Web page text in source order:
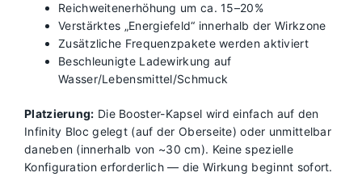
Reichweitenerhöhung um ca. 15–20%
Verstärktes „Energiefeld“ innerhalb der Wirkzone
Zusätzliche Frequenzpakete werden aktiviert
Beschleunigte Ladewirkung auf
Wasser/Lebensmittel/Schmuck
Platzierung: Die Booster-Kapsel wird einfach auf den
Infinity Bloc gelegt (auf der Oberseite) oder unmittelbar
daneben (innerhalb von ~30 cm). Keine spezielle
Konfiguration erforderlich — die Wirkung beginnt sofort.